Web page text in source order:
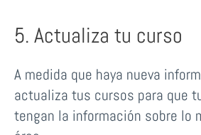
5. Actualiza tu curso
A medida que haya nueva
actualiza tus cursos para que
tengan la información sobre lo